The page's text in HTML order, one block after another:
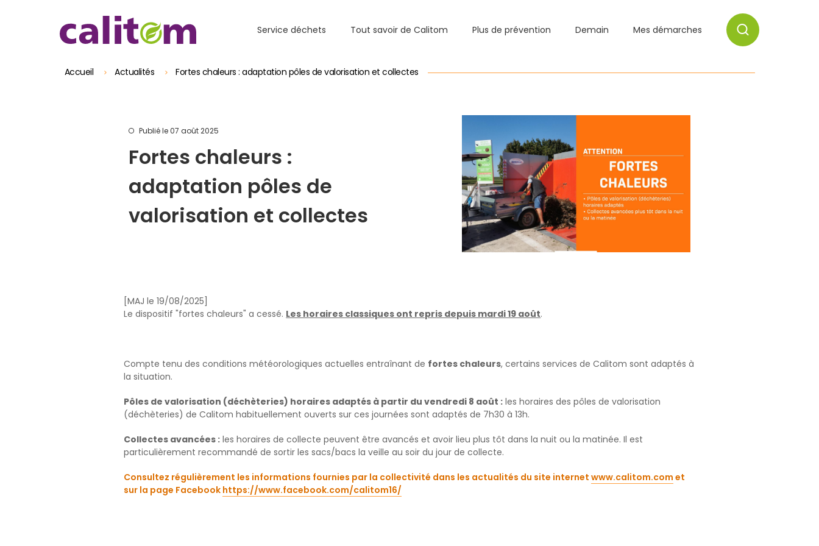
Service déchets
Tout savoir de Calitom Plus de prévention Demain Mes démarches
Accueil Actualités Fortes chaleurs : adaptation pôles de valorisation et collectes
Publié le 07 août 2025
Fortes chaleurs :
adaptation pôles de
valorisation et collectes
[MAJ le 19/08/2025]
Le dispositif "fortes chaleurs" a cessé. Les horaires classiques ont repris depuis mardi 19 août.
Compte tenu des conditions météorologiques actuelles entraînant de fortes chaleurs, certains services de Calitom sont adaptés à
la situation.
Pôles de valorisation (déchèteries) horaires adaptés à partir du vendredi 8 août : les horaires des pôles de valorisation
(déchèteries) de Calitom habituellement ouverts sur ces journées sont adaptés de 7h30 à 13h.
Collectes avancées : les horaires de collecte peuvent être avancés et avoir lieu plus tôt dans la nuit ou la matinée. Il est
particulièrement recommandé de sortir les sacs/bacs la veille au soir du jour de collecte.
Consultez régulièrement les informations fournies par la collectivité dans les actualités du site internetwww.calitom.com et
sur la page Facebook https://www.facebook.com/calitom16/